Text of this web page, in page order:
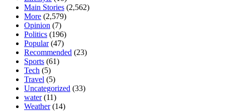
Main Stories (2,562)
More (2,579)
Opinion (7)
Politics (196)
Popular(47)
Recommended (23)
Sports (61)
Tech (5)
Travel (5)
Uncategorized (33)
water(11)
Weather(14)